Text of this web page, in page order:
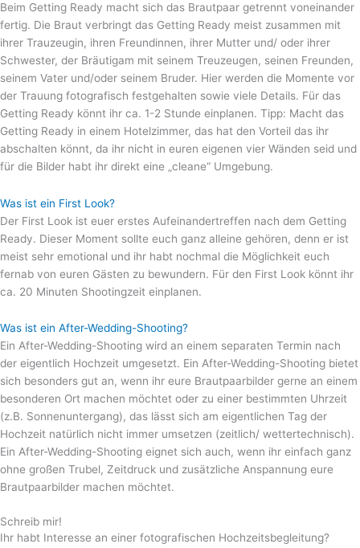
Beim Getting Ready macht sich das Brautpaar getrennt voneinander
fertig. Die Braut verbringt das Getting Ready meist zusammen mit
ihrer Trauzeugin, ihren Freundinnen, ihrer Mutter und/ oder ihrer
Schwester, der Bräutigam mit seinem Treuzeugen, seinen Freunden,
seinem Vater und/oder seinem Bruder. Hier werden die Momente vor
der Trauung fotografisch festgehalten sowie viele Details. Für das
Getting Ready könnt ihr ca. 1-2 Stunde einplanen. Tipp: Macht das
Getting Ready in einem Hotelzimmer, das hat den Vorteil das ihr
abschalten könnt, da ihr nicht in euren eigenen vier Wänden seid und
für die Bilder habt ihr direkt eine „cleane“ Umgebung.
Was ist ein First Look?
Der First Look ist euer erstes Aufeinandertreffen nach dem Getting
Ready. Dieser Moment sollte euch ganz alleine gehören, denn er ist
meist sehr emotional und ihr habt nochmal die Möglichkeit euch
fernab von euren Gästen zu bewundern. Für den First Look könnt ihr
ca. 20 Minuten Shootingzeit einplanen.
Was ist ein After-Wedding-Shooting?
Ein After-Wedding-Shooting wird an einem separaten Termin nach
der eigentlich Hochzeit umgesetzt. Ein After-Wedding-Shooting bietet
sich besonders gut an, wenn ihr eure Brautpaarbilder gerne an einem
besonderen Ort machen möchtet oder zu einer bestimmten Uhrzeit
(z.B. Sonnenuntergang), das lässt sich am eigentlichen Tag der
Hochzeit natürlich nicht immer umsetzen (zeitlich/ wettertechnisch).
Ein After-Wedding-Shooting eignet sich auch, wenn ihr einfach ganz
ohne großen Trubel, Zeitdruck und zusätzliche Anspannung eure
Brautpaarbilder machen möchtet.
Schreib mir!
Ihr habt Interesse an einer fotografischen Hochzeitsbegleitung?